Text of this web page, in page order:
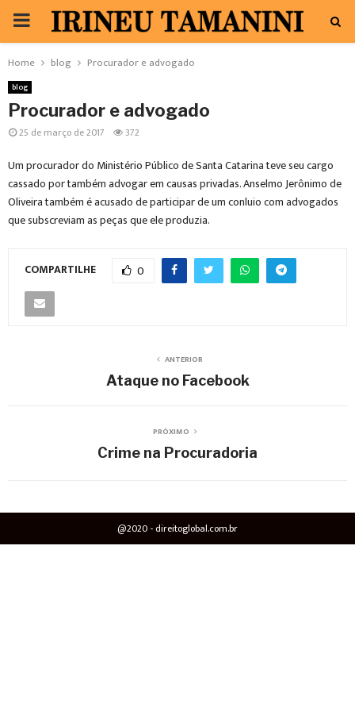
PRIMARY
MENU
Home blog Procurador e advogado
blog
Procurador e advogado
25 de março de 2017 372
Um procurador do Ministério Público de Santa Catarina teve seu cargo
cassado por também advogar em causas privadas. Anselmo Jerônimo de
Oliveira também é acusado de participar de um conluio com advogados
que subscreviam as peças que ele produzia.
COMPARTILHE 0
ANTERIOR
Ataque no Facebook
PRÓXIMO
Crime na Procuradoria
@2020 - direitoglobal.com.br